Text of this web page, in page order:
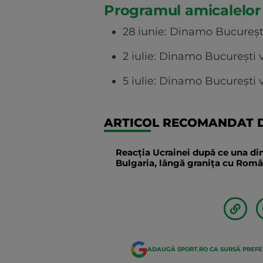
Programul
28 iunie: Dinamo
2 iulie: Dinamo București
5 iulie: Dinamo București
ARTICOL RECOMANDAT
Reacția Ucrainei după ce una
Bulgaria, lângă granița cu
ADAUGĂ SPORT.RO CA SURSĂ